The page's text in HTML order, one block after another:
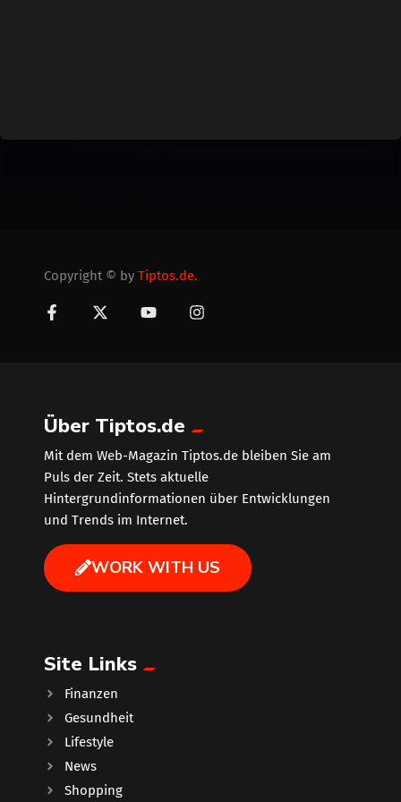
Copyright © by Tiptos.de.
Über Tiptos.de
Mit dem Web-Magazin Tiptos.de bleiben Sie am
Puls der Zeit. Stets aktuelle
Hintergrundinformationen über Entwicklungen
und Trends im Internet.
WORK WITH US
Site Links
Finanzen
Gesundheit
Lifestyle
News
Shopping